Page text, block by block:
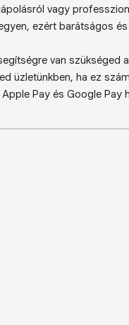
vagy
ezért barátságos
van szükséged
üzletünkben, ha ez
Pay és Google Pay